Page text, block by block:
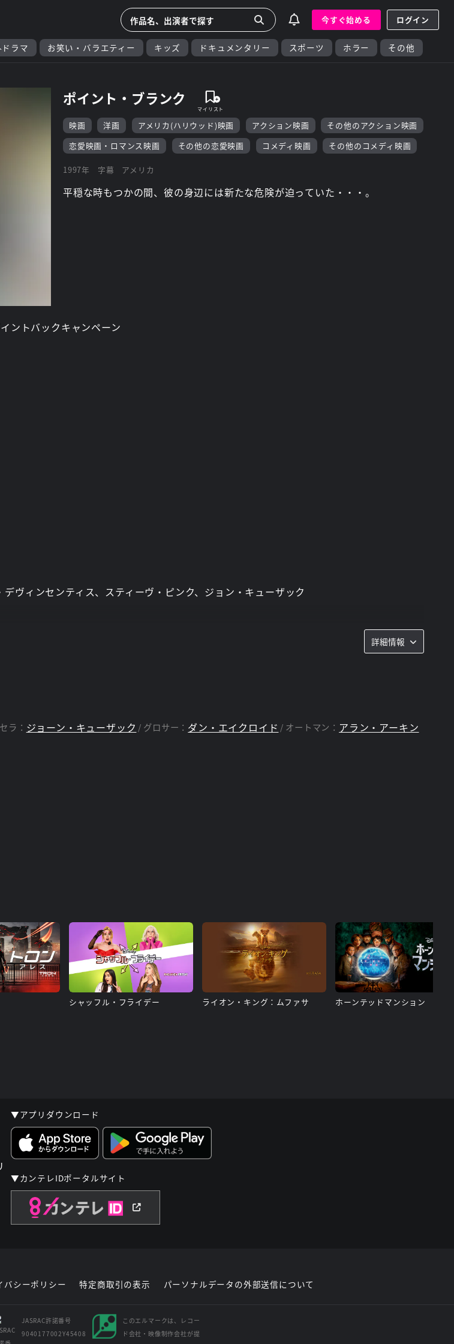
今すぐ始める ログイン
ラマ お笑い・バラエティー キッズ ドキュメンタリー スポーツ ホラー その他
ポイント・ブランク
映画 洋画 アメリカ(ハリウッド)映画 アクション映画
その他のアクション映画
恋愛映画・ロマンス映画
その他の恋愛映画 コメディ映画 その他のコメディ映画
1997年 字幕 アメリカ
平穏な時もつかの間、彼の身辺には新たな危険が迫っていた・・・。
デヴィンセンティス、スティーヴ・ピンク、ジョン・キューザック
詳細情報
ラ： ジョーン・キューザック グロサー： ダン・エイクロイド オートマン： アラン・アーキン
シャッフル・フライデー ライオン・キング：ムファサ ホーンテッドマンション
▼アプリダウンロード
▼カンテレIDポータルサイト
バシーポリシー 特定商取引の表示 パーソナルデータの外部送信について
JASRAC許諾番号
9040177002Y45408
このエルマークは、レコー
ド会社・映像制作会社が提